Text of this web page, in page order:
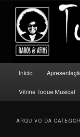
conteúdo
principal
conteúdo
secundário
Toque
Um lugar para quem
principal
Início
Vitrine Toque Musical
ARQUIVO DA